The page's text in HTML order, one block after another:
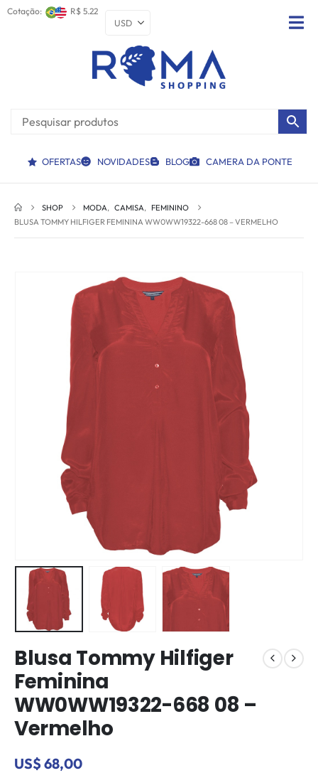
Cotação: R$ 5.22
OFERTAS NOVIDADES BLOG CAMERA DA PONTE
SHOP MODA, CAMISA, FEMININO
BLUSA TOMMY HILFIGER FEMININA WW0WW19322-668 08 – VERMELHO
Blusa Tommy Hilfiger
Feminina
WW0WW19322-668 08 –
Vermelho
US$ 68,00